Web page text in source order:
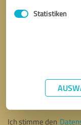
Statistiken
Ich stimme den